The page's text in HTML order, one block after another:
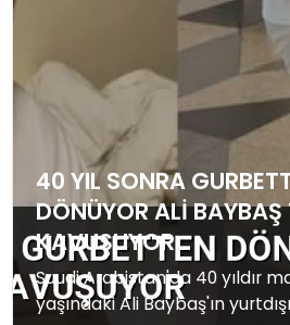
40 YIL SONRA
DÖNÜYOR ALI BAYBAŞ
KAVUŞUYOR
Suudi Arabistan'da 40 yıldır
yaşındaki Ali Baybaş'ın